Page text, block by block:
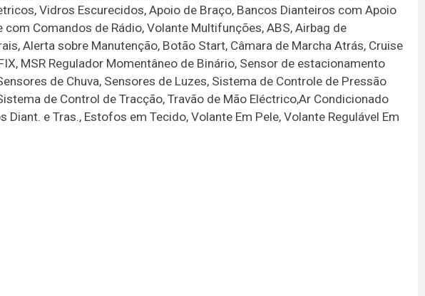
Vidros Escurecidos, Apoio de Braço, Bancos Dianteiros com Apoio
Comandos de Rádio, Volante Multifunções, ABS, Airbag de
Alerta sobre Manutenção, Botão Start, Câmara de Marcha Atrás, Cruise
MSR Regulador Momentâneo de Binário, Sensor de estacionamento
de Chuva, Sensores de Luzes, Sistema de Controle de Pressão
de Control de Tracção, Travão de Mão Eléctrico,Ar Condicionado
e Tras., Estofos em Tecido, Volante Em Pele, Volante Regulável Em